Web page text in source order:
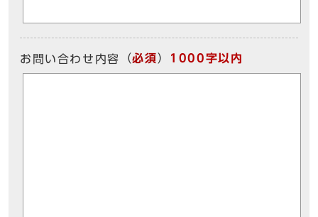
お問い合わせ内容 （必須） 1000字以内